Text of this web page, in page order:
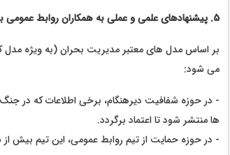
5. پیشنهادهای علمی و عملی به همکاران روابط عمومی برای دوران آتش بس
بر اساس مدل های معتبر مدیریت بحران (به ویژه مدل
می شود:
- در حوزه شفافیت دیرهنگام، برخی اطلاعات که در
ها منتشر شود تا اعتماد برگردد.
- در حوزه حمایت از تیم روابط عمومی، این تیم بیش